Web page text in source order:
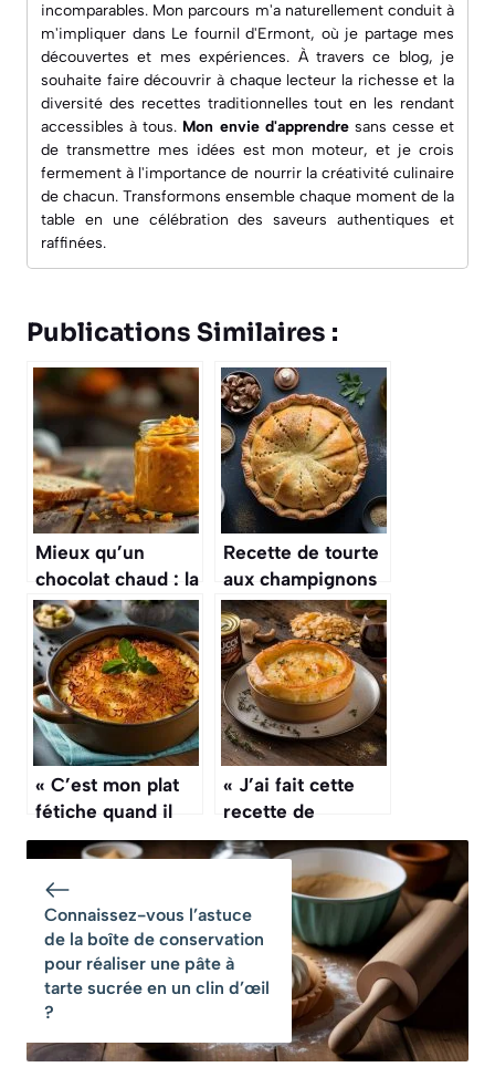
incomparables. Mon parcours m'a naturellement conduit à
m'impliquer dans Le fournil d'Ermont, où je partage mes
découvertes et mes expériences. À travers ce blog, je
souhaite faire découvrir à chaque lecteur la richesse et la
diversité des recettes traditionnelles tout en les rendant
accessibles à tous. Mon envie d'apprendresans cesse et
de transmettre mes idées est mon moteur, et je crois
fermement à l'importance de nourrir la créativité culinaire
de chacun. Transformons ensemble chaque moment de la
table en une célébration des saveurs authentiques et
raffinées.
Publications Similaires :
Mieux qu’un
chocolat chaud : la
tartinade de
courge rôtie est le
réconfort ultime
de novembre
Recette de tourte
aux champignons
facile et délicieuse
« C’est mon plat
fétiche quand il
fait froid » : mes
gratins gourmands
parfaits en
automne
« J’ai fait cette
recette de
Shepherd’s pie au
canard confit,
c’est le plat
réconfortant
ultime de
l’automne »
Connaissez-vous l’astuce
de la boîte de conservation
pour réaliser une pâte à
tarte sucrée en un clin d’œil
?